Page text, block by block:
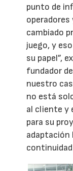
punto de
cambiado
juego, y
su papel”,
fundador
nuestro
no está
al cliente y
para su
adaptación